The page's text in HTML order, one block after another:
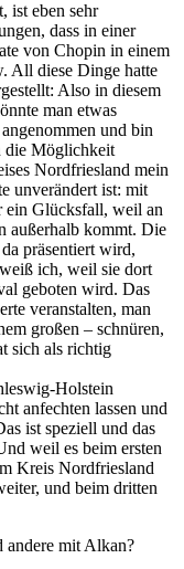
ist eben sehr
dass in einer
von Chopin in einem
All diese Dinge hatte
Also in diesem
man etwas
und bin
die Möglichkeit
Nordfriesland mein
unverändert ist: mit
ein Glücksfall, weil an
außerhalb kommt. Die
präsentiert wird,
ich, weil sie dort
geboten wird. Das
veranstalten, man
großen – schnüren,
sich als richtig
Holstein
anfechten lassen und
ist speziell und das
weil es beim ersten
Kreis Nordfriesland
und beim dritten
andere mit Alkan?